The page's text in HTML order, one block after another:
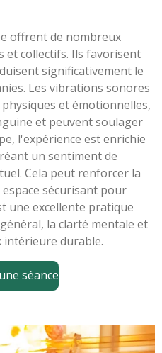
offrent de nombreux
et collectifs. Ils favorisent
significativement le
Les vibrations sonores
et émotionnelles,
et peuvent soulager
l'expérience est enrichie
un sentiment de
Cela peut renforcer la
sécurisant pour
une excellente pratique
la clarté mentale et
intérieure durable.
séance